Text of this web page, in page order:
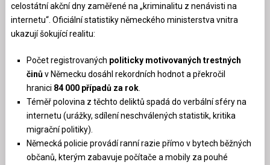
celostátní akční dny zaměřené na „kriminalitu z nenávisti na
internetu“. Oficiální statistiky německého ministerstva vnitra
ukazují šokující realitu:
Počet registrovaných politicky motivovaných trestných
činův Německu dosáhl rekordních hodnot a překročil
hranici 84 000 případů za rok
Téměř polovina z těchto deliktů spadá do verbální sféry na
internetu (urážky, sdílení neschválených statistik, kritika
migrační politiky).
Německá policie provádí ranní razie přímo v bytech běžných
občanů, kterým zabavuje počítače a mobily za pouhé